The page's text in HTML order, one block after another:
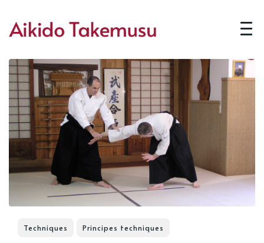
Techniques Principes techniques